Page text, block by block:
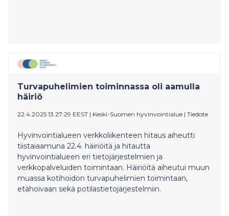
Turvapuhelimien toiminnassa oli aamulla
häiriö
22.4.2025 13:27:29 EEST | Keski-Suomen hyvinvointialue | Tiedote
Hyvinvointialueen verkkoliikenteen hitaus aiheutti
tiistaiaamuna 22.4. häiriöitä ja hitautta
hyvinvointialueen eri tietojärjestelmien ja
verkkopalveluiden toimintaan. Häiriöitä aiheutui muun
muassa kotihoidon turvapuhelimien toimintaan,
etähoivaan sekä potilastietojärjestelmiin.